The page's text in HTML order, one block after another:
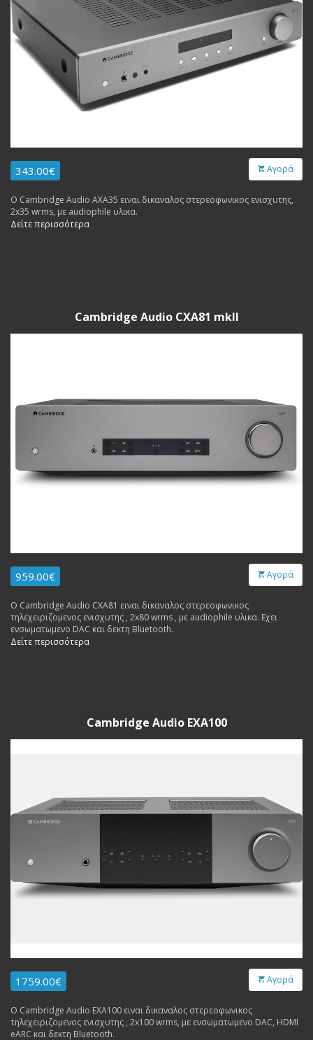
343.00€ Αγορά
Ο Cambridge Audio AXA35 ειναι δικαναλος στερεοφωνικος ενισχυτης,
2x35 wrms, με audiophile υλικα.
Δείτε περισσότερα
Cambridge Audio CXA81 mkII
959.00€ Αγορά
Ο Cambridge Audio CXA81 ειναι δικαναλος στερεοφωνικος
τηλεχειριζομενος ενισχυτης , 2x80 wrms , με audiophile υλικα. Εχει
ενσωματωμενο DAC και δεκτη Bluetooth.
Δείτε περισσότερα
Cambridge Audio EXA100
1759.00€ Αγορά
Ο Cambridge Audio EXA100 ειναι δικαναλος στερεοφωνικος
τηλεχειριζομενος ενισχυτης , 2x100 wrms, με ενσωματωμενο DAC, HDMI
eARC και δεκτη Bluetooth.